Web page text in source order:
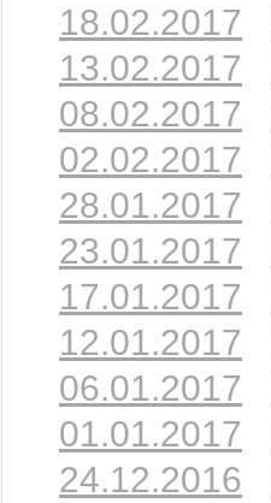
18.02.2017
13.02.2017
08.02.2017
02.02.2017
28.01.2017
23.01.2017
17.01.2017
12.01.2017
06.01.2017
01.01.2017
24.12.2016